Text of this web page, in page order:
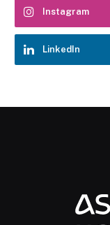
Instagram
LinkedIn